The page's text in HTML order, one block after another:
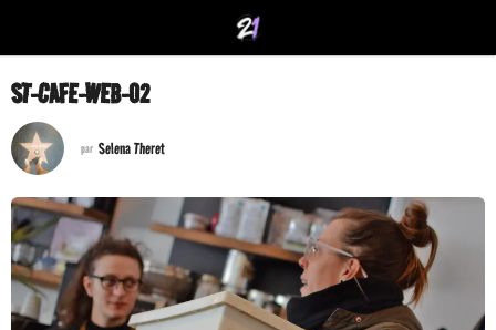
ST-CAFE-WEB-02
par Selena Theret